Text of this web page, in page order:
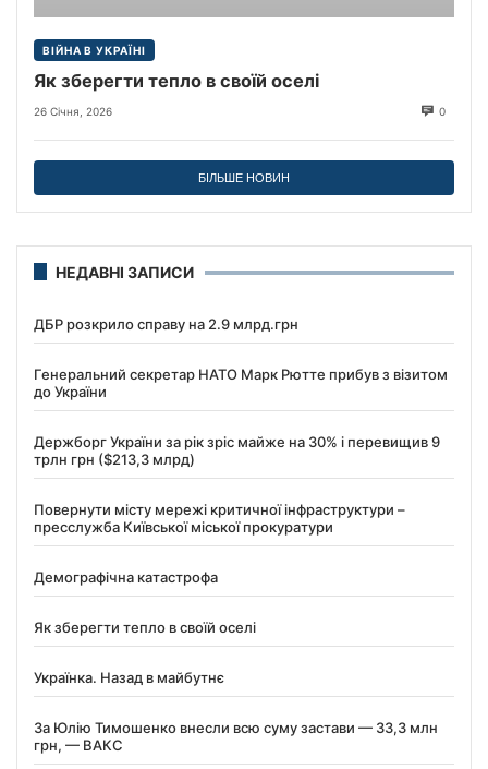
ВІЙНА В УКРАЇНІ
Як зберегти тепло в своїй оселі
26 Січня, 2026 0
БІЛЬШЕ НОВИН
НЕДАВНІ ЗАПИСИ
ДБР розкрило справу на 2.9 млрд.грн
Генеральний секретар НАТО Марк Рютте прибув з візитом
до України
Держборг України за рік зріс майже на 30% і перевищив 9
трлн грн ($213,3 млрд)
Повернути місту мережі критичної інфраструктури –
пресслужба Київської міської прокуратури
Демографічна катастрофа
Як зберегти тепло в своїй оселі
Українка. Назад в майбутнє
За Юлію Тимошенко внесли всю суму застави — 33,3 млн
грн, — ВАКС